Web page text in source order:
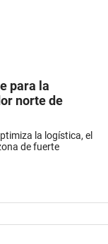
para la
norte de
la logística, el
de fuerte